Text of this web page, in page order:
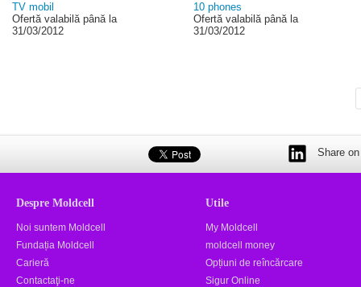
TV mobil
Ofertă valabilă până la
31/03/2012
10 phones
Ofertă valabilă până la
31/03/2012
Share
Despre Moldcell
Noi suntem Moldcell
Fundația Moldcell
Carieră
Contactaţi-ne
Utile
My Moldcell
moldcell money
Opțiuni de reîncărcare
Sigur Online